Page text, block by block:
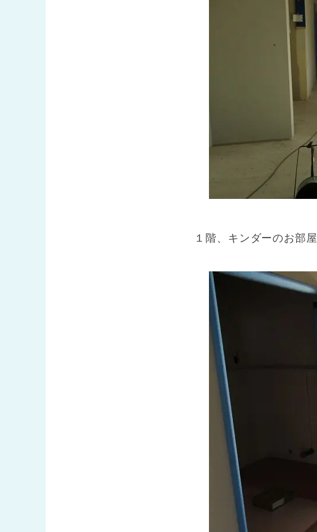
１階、キンダーのお部屋